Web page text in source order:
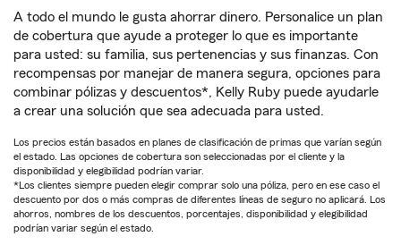
A todo el mundo le gusta ahorrar dinero. Personalice un plan
de cobertura que ayude a proteger lo que es importante
para usted: su familia, sus pertenencias y sus finanzas. Con
recompensas por manejar de manera segura, opciones para
combinar pólizas y descuentos*, Kelly Ruby puede ayudarle
a crear una solución que sea adecuada para usted.
Los precios están basados en planes de clasificación de primas que varían según
el estado. Las opciones de cobertura son seleccionadas por el cliente y la
disponibilidad y elegibilidad podrían variar.
*Los clientes siempre pueden elegir comprar solo una póliza, pero en ese caso el
descuento por dos o más compras de diferentes líneas de seguro no aplicará. Los
ahorros, nombres de los descuentos, porcentajes, disponibilidad y elegibilidad
podrían variar según el estado.